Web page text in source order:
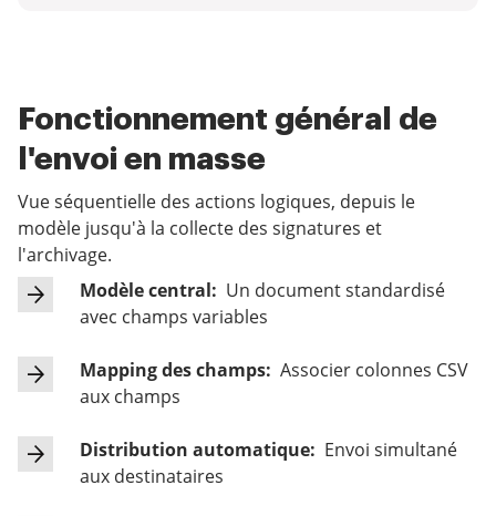
Fonctionnement général de
l'envoi en masse
Vue séquentielle des actions logiques, depuis le
modèle jusqu'à la collecte des signatures et
l'archivage.
Modèle central: Un document standardisé
avec champs variables
Mapping des champs: Associer colonnes CSV
aux champs
Distribution automatique: Envoi simultané
aux destinataires